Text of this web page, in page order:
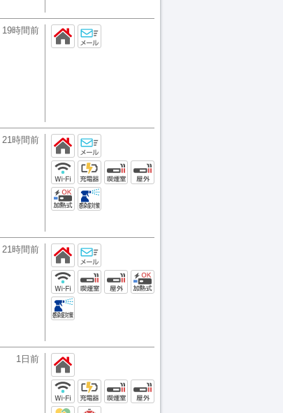
19時間前
21時間前
21時間前
1日前